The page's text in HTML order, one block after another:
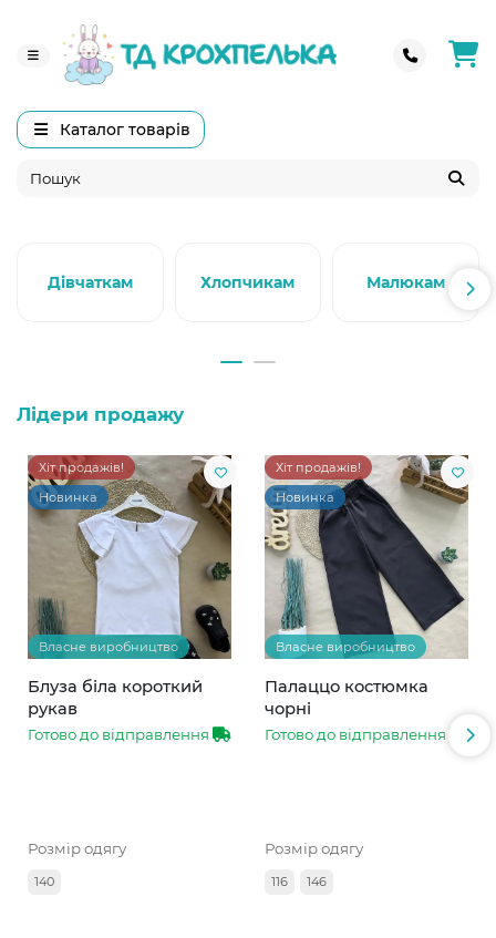
Каталог товарів
Дівчаткам Хлопчикам Малюкам
Лідери продажу
Хіт продажів!
Новинка
Власне виробництво
Блуза біла короткий
рукав
Готово до відправлення
Розмір одягу
140
Хіт продажів!
Новинка
Власне виробництво
Палаццо костюмка
чорні
Готово до відправлення
Розмір одягу
116 146